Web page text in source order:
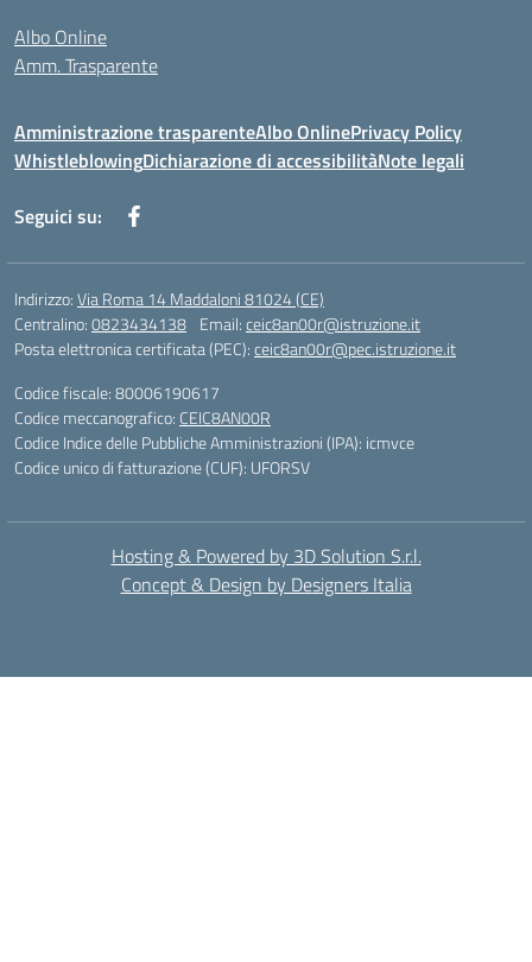
Albo Online
Amm. Trasparente
Amministrazione trasparenteAlbo OnlinePrivacy Policy
WhistleblowingDichiarazione di accessibilitàNote legali
Seguici su:
Indirizzo:Via Roma 14 Maddaloni 81024 (CE)
Centralino:0823434138 Email:ceic8an00r@istruzione.it
Posta elettronica certificata (PEC):ceic8an00r@pec.istruzione.it
Codice fiscale: 80006190617
Codice meccanografico: CEIC8AN00R
Codice Indice delle Pubbliche Amministrazioni (IPA): icmvce
Codice unico di fatturazione (CUF): UFORSV
Hosting & Powered by 3D Solution S.r.l.
Concept & Design by Designers Italia